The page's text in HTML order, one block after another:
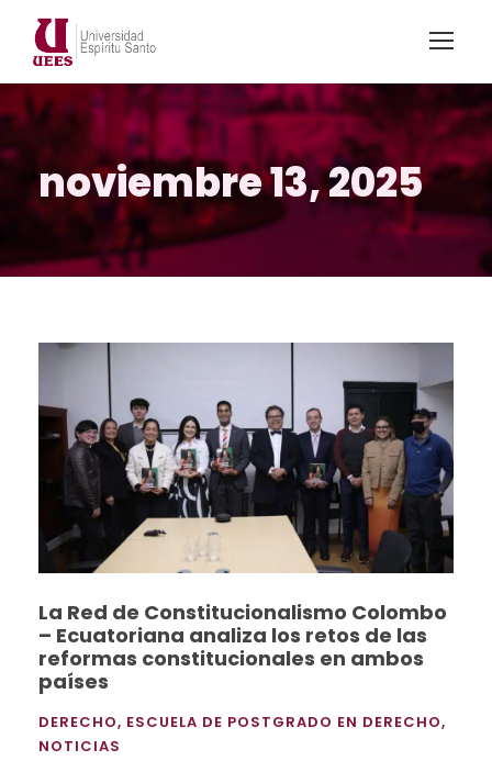
noviembre 13, 2025
La Red de Constitucionalismo Colombo
– Ecuatoriana analiza los retos de las
reformas constitucionales en ambos
países
DERECHO, ESCUELA DE POSTGRADO EN DERECHO,
NOTICIAS